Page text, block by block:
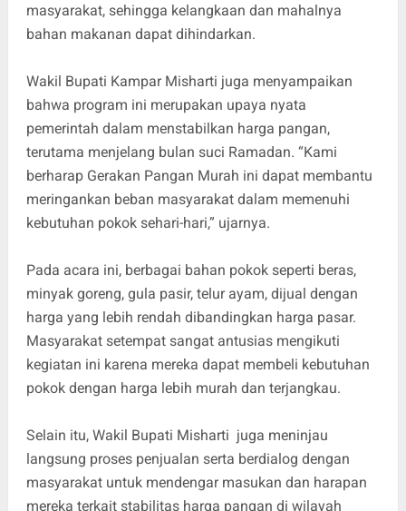
masyarakat, sehingga kelangkaan dan mahalnya
bahan makanan dapat dihindarkan.
Wakil Bupati Kampar Misharti juga menyampaikan
bahwa program ini merupakan upaya nyata
pemerintah dalam menstabilkan harga pangan,
terutama menjelang bulan suci Ramadan. “Kami
berharap Gerakan Pangan Murah ini dapat membantu
meringankan beban masyarakat dalam memenuhi
kebutuhan pokok sehari-hari,” ujarnya.
Pada acara ini, berbagai bahan pokok seperti beras,
minyak goreng, gula pasir, telur ayam, dijual dengan
harga yang lebih rendah dibandingkan harga pasar.
Masyarakat setempat sangat antusias mengikuti
kegiatan ini karena mereka dapat membeli kebutuhan
pokok dengan harga lebih murah dan terjangkau.
Selain itu, Wakil Bupati Misharti juga meninjau
langsung proses penjualan serta berdialog dengan
masyarakat untuk mendengar masukan dan harapan
mereka terkait stabilitas harga pangan di wilayah